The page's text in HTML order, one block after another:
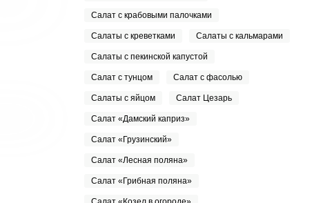
Салат с крабовыми палочками
Салаты с креветками Салаты с кальмарами
Салаты с пекинской капустой
Салат с тунцом Салат с фасолью
Салаты с яйцом Салат Цезарь
Салат «Дамский каприз»
Салат «Грузинский»
Салат «Лесная поляна»
Салат «Грибная поляна»